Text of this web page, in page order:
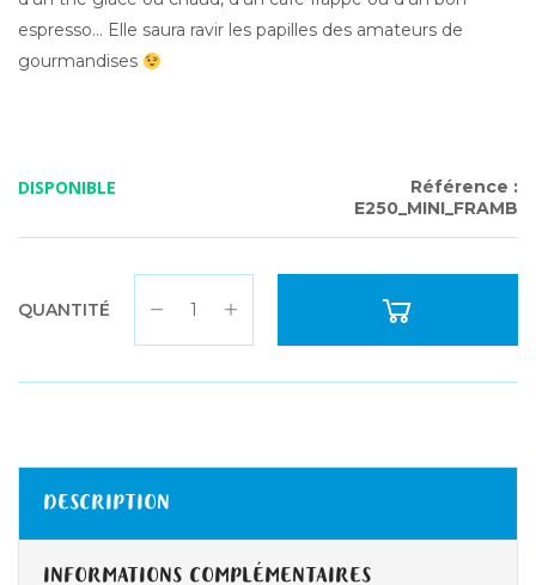
espresso… Elle saura ravir les papilles des amateurs de
gourmandises
DISPONIBLE
Référence :
E250_MINI_FRAMB
QUANTITÉ
DESCRIPTION
INFORMATIONS COMPLÉMENTAIRES